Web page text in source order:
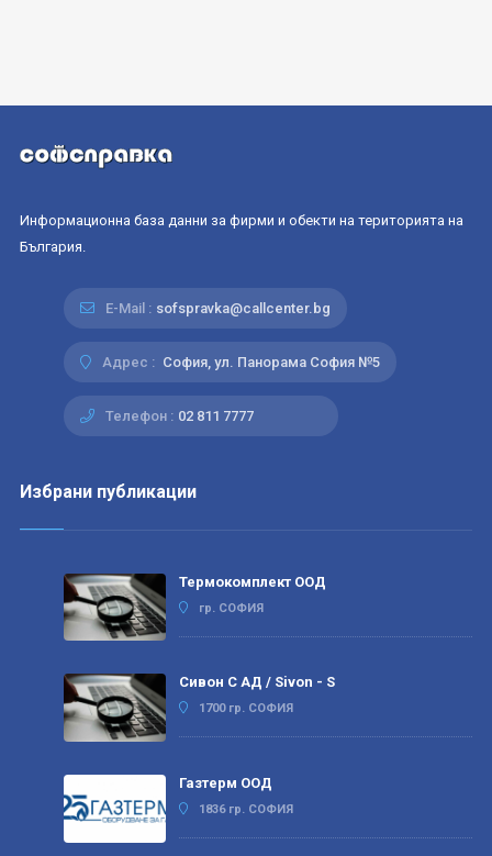
Информационна база данни за фирми и обекти на територията на
България.
E-Mail : sofspravka@callcenter.bg
Адрес : София, ул. Панорама София №5
Телефон : 02 811 7777
Избрани публикации
Термокомплект ООД
гр. СОФИЯ
Сивон С АД / Sivon - S
1700 гр. СОФИЯ
Газтерм ООД
1836 гр. СОФИЯ